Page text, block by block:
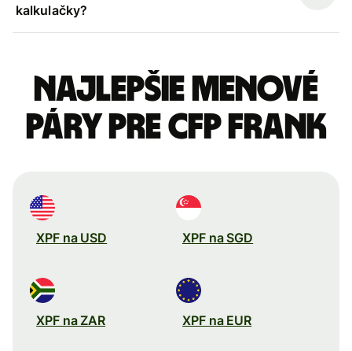
kalkulačky?
Najlepšie menové
páry pre CFP frank
XPF na USD XPF na SGD
XPF na ZAR XPF na EUR